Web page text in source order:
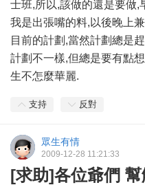
士班,所以,該做的還是要做,
我是出張嘴的料,以後晚上
目前的計劃,當然計劃總是
計劃不一樣,但總是要有點
生不怎麼華麗.
支持 反對
眾生有情
2009-12-28 11:21:33
[求助]各位爺們 幫